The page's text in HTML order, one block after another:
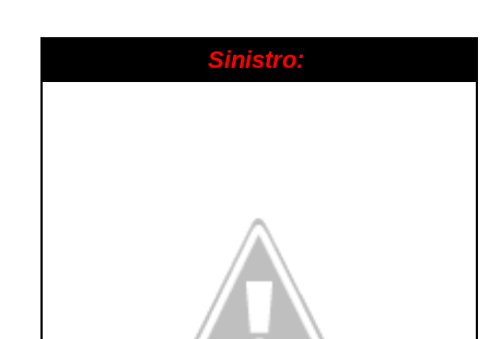
Sinistro: